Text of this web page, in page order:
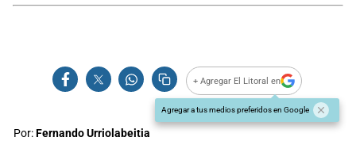
+ Agregar El Litoral en
Agregar a tus medios preferidos en Google
Por:Fernando Urriolabeitia